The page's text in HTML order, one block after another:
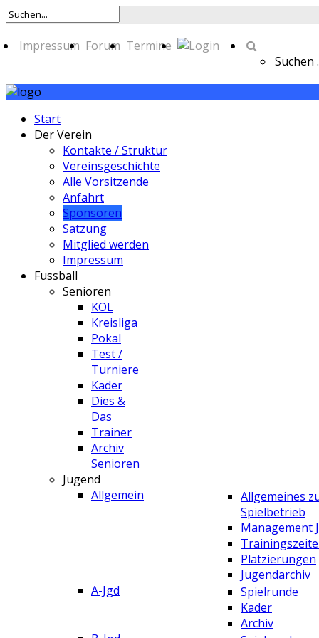
Impressum Forum Termine
Suchen
Start
Der Verein
Kontakte / Struktur
Vereinsgeschichte
Alle Vorsitzende
Anfahrt
Sponsoren
Satzung
Mitglied werden
Impressum
Fussball
Senioren
KOL
Kreisliga
Pokal
Test /
Turniere
Kader
Dies &
Das
Trainer
Archiv
Senioren
Jugend
Allgemein
Allgemeines
Spielbetrieb
Management
Platzierungen
Jugendarchiv
A-Jgd
Spielrunde
Kader
Archiv